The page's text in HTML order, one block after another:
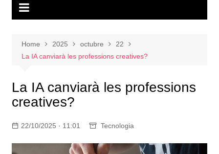
Home 2025 octubre
22
La IA canviarà les professions creatives?
La IA canviarà les professions
creatives?
22/10/2025 · 11:01 Tecnologia